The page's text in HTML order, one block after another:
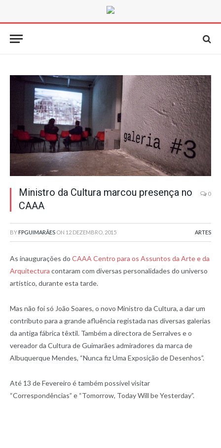
Ministro da Cultura marcou presença no
CAAA
0
BY FPGUIMARÃES ON 12 DEZEMBRO, 2015 ARTES
As inaugurações do CAAA Centro para os Assuntos da Arte e da
Arquitectura contaram com diversas personalidades do universo
artístico, durante esta tarde.
Mas não foi só João Soares, o novo Ministro da Cultura, a dar um
contributo para a grande afluência registada nas diversas galerias
da antiga fábrica têxtil. Também a directora de Serralves e o
vereador da Cultura de Guimarães admiradores da marca de
Albuquerque Mendes, “Nunca fiz Uma Exposição de Desenhos”.
Até 13 de Fevereiro é também possível visitar
“Correspondências” e “Tomorrow, Today Will be Yesterday”.